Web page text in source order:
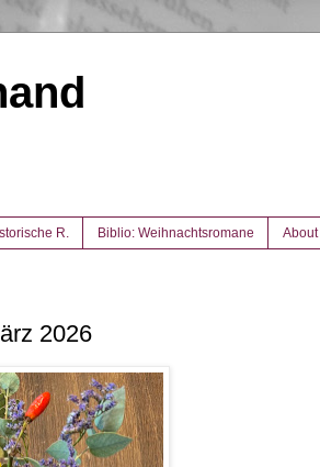
R. Biblio: Weihnachtsromane About
2026